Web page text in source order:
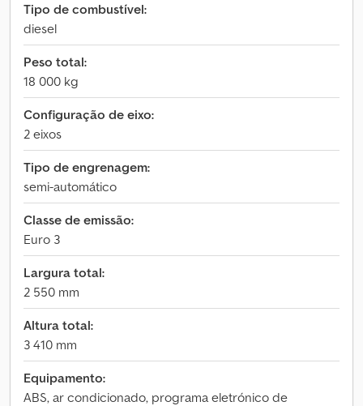
Tipo de combustível:
diesel
Peso total:
18 000 kg
Configuração de eixo:
2 eixos
Tipo de engrenagem:
semi-automático
Classe de emissão:
Euro 3
Largura total:
2 550 mm
Altura total:
3 410 mm
Equipamento:
ABS, ar condicionado, programa eletrónico de